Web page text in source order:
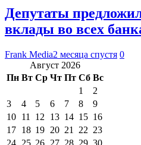
Депутаты
вклады во всех
Frank Media2 месяца спустя 0
Август 2026
Пн Вт Ср Чт Пт Сб Вс
1
2
3
4 5 6 7 8
9
10 11 12 13 14 15 16
17 18 19 20 21 22 23
24 25 26 27 28 29 30